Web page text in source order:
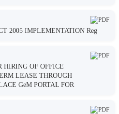
2005 IMPLEMENTATION Reg
HIRING OF OFFICE
LEASE THROUGH
GeM PORTAL FOR